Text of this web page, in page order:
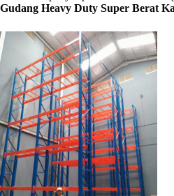
Gudang Heavy Duty Super Berat